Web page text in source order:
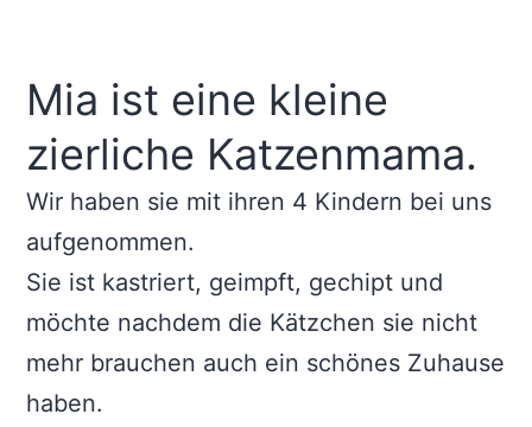
Mia ist eine kleine
zierliche Katzenmama.
Wir haben sie mit ihren 4 Kindern bei uns
aufgenommen.
Sie ist kastriert, geimpft, gechipt und
möchte nachdem die Kätzchen sie nicht
mehr brauchen auch ein schönes Zuhause
haben.